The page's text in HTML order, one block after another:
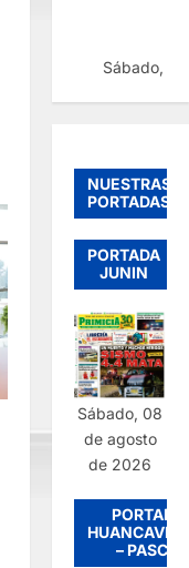
Sábado,
NUESTRAS
PORTADAS
PORTADA
JUNIN
Sábado, 08
de agosto
de 2026
PORTADA
– PASCO